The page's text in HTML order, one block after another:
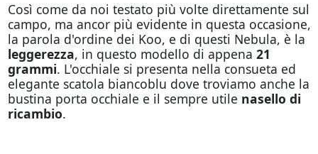
Così come da noi testato più volte direttamente sul
campo, ma ancor più evidente in questa occasione,
la parola d'ordine dei Koo, e di questi Nebula, è la
leggerezza, in questo modello di appena 21
grammi. L'occhiale si presenta nella consueta ed
elegante scatola biancoblu dove troviamo anche la
bustina porta occhiale e il sempre utile nasello di
ricambio.